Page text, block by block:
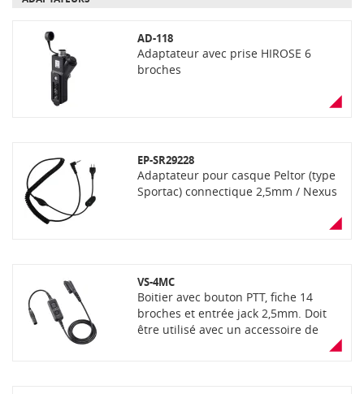
AD-118
Adaptateur avec prise HIROSE 6
broches
EP-SR29228
Adaptateur pour casque Peltor (type
Sportac) connectique 2,5mm / Nexus
VS-4MC
Boitier avec bouton PTT, fiche 14
broches et entrée jack 2,5mm. Doit
être utilisé avec un accessoire de